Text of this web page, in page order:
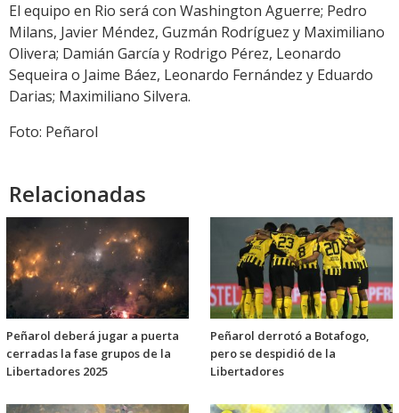
El equipo en Rio será con Washington Aguerre; Pedro
Milans, Javier Méndez, Guzmán Rodríguez y Maximiliano
Olivera; Damián García y Rodrigo Pérez, Leonardo
Sequeira o Jaime Báez, Leonardo Fernández y Eduardo
Darias; Maximiliano Silvera.
Foto: Peñarol
Relacionadas
Peñarol deberá jugar a puerta
cerradas la fase grupos de la
Libertadores 2025
Peñarol derrotó a Botafogo,
pero se despidió de la
Libertadores